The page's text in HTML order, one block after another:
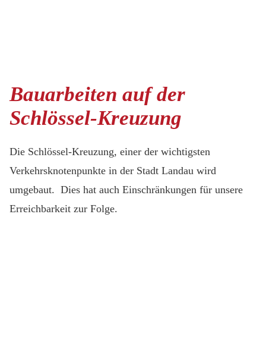
Bauarbeiten auf der
Schlössel-Kreuzung
Die Schlössel-Kreuzung, einer der wichtigsten
Verkehrsknotenpunkte in der Stadt Landau wird
umgebaut. Dies hat auch Einschränkungen für unsere
Erreichbarkeit zur Folge.